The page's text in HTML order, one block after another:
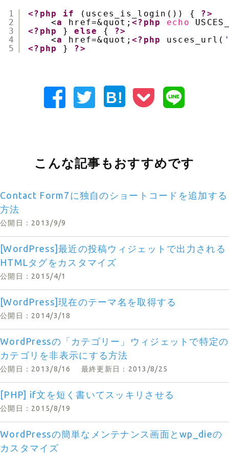
1
2
3
4
5
<?php if (usces_is_login()) { ?>
<a href=&quot;<?php echo
<?php
} else { ?>
<a href=&quot;<?php usces_url(
<?php
} ?>
B!
こんな記事もおすすめです
Contact Form7に独自のショートコードを追加する
方法
公開日：2013/9/9
[WordPress]最近の投稿ウィジェットで出力される
HTMLタグをカスタマイズ
公開日：2015/4/1
[WordPress]現在のテーマ名を取得する
公開日：2014/3/18
WordPressの「カテゴリー」ウィジェットで特定の
カテゴリを非表示にする方法
公開日：2013/8/16 最終更新日：2013/8/25
[PHP] if文を短く書いてスッキリさせる
公開日：2015/8/19
WordPressの簡単なメンテナンス画面とwp_dieの
カスタマイズ